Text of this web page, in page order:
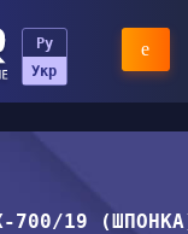
Ру
Укр
700/19